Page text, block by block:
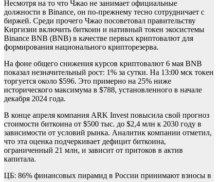
Несмотря на то что Чжао не занимает официальные
должности в Binance, он по-прежнему тесно сотрудничает с
биржей. Среди прочего Чжао посоветовал правительству
Киргизии включить биткоин и нативный токен экосистемы
Binance BNB (BNB) в качестве первых криптовалют для
формирования национального крипторезерва.
На фоне общего снижения курсов криптовалют 6 мая BNB
показал незначительный рост: 1% за сутки. На 13:00 мск токен
торгуется около $596. Это примерно на 25% ниже
исторического максимума в $788, установленного в начале
декабря 2024 года.
В конце апреля компания ARK Invest повысила свой прогноз
стоимости биткоина от $500 тыс. до $2,4 млн к 2030 году в
зависимости от условий рынка. Аналитик компании отметил,
что эта оценка подчеркивает дефицит биткоина,
ограниченный 21 млн, и зависит от притоков в актив
капитала.
ЦБ: 86% финансовых пирамид в России принимают взносы в